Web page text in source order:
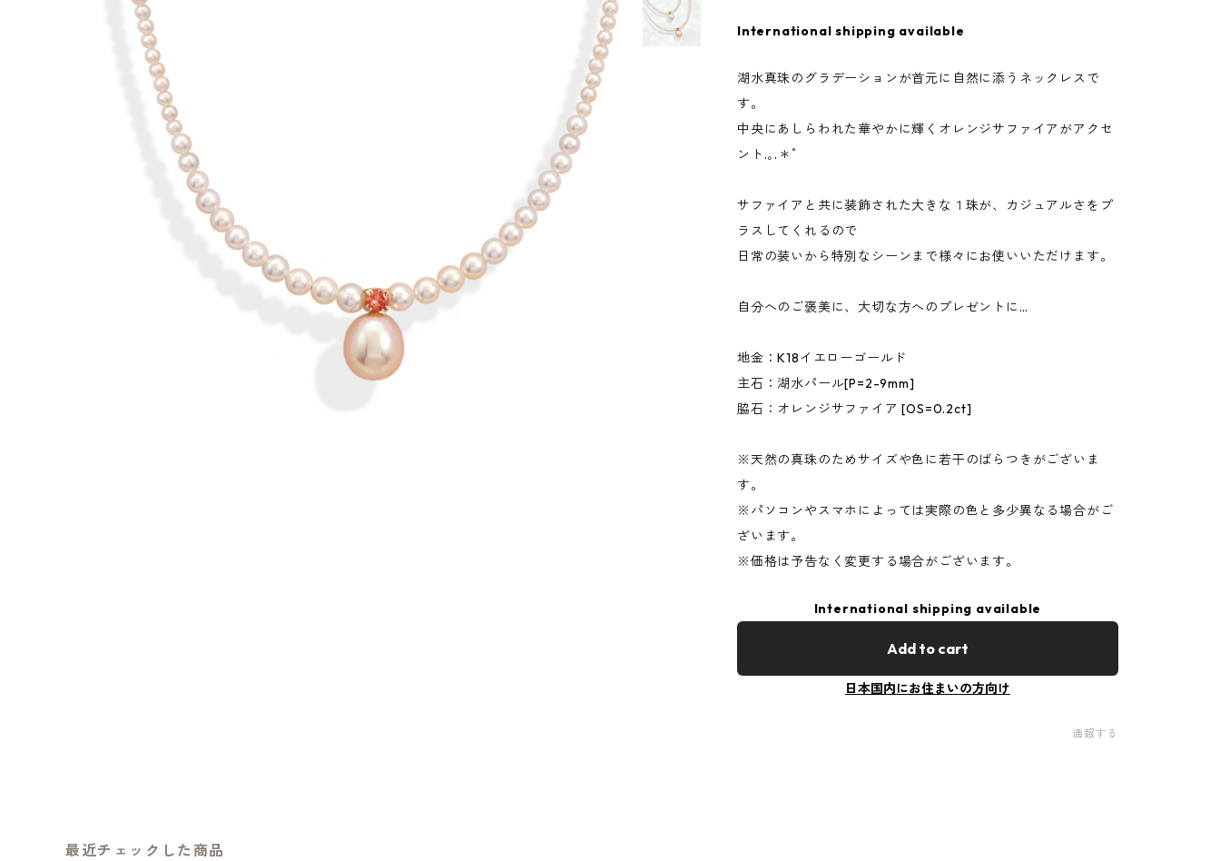
International shipping available
湖水真珠のグラデーションが首元に自然に添うネックレスで
す。
中央にあしらわれた華やかに輝くオレンジサファイアがアクセ
ント.｡.＊ﾟ
サファイアと共に装飾された大きな１珠が、カジュアルさをプ
ラスしてくれるので
日常の装いから特別なシーンまで様々にお使いいただけます。
自分へのご褒美に、大切な方へのプレゼントに…
地金：K18イエローゴールド
主石：湖水パール[P=2-9mm]
脇石：オレンジサファイア [OS=0.2ct]
※天然の真珠のためサイズや色に若干のばらつきがございま
す。
※パソコンやスマホによっては実際の色と多少異なる場合がご
ざいます。
※価格は予告なく変更する場合がございます。
International shipping available
Add to cart
日本国内にお住まいの方向け
通報する
最近チェックした商品